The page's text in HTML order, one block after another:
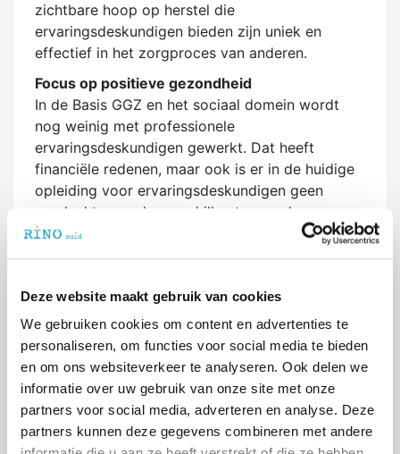
Deze website maakt gebruik van cookies
We gebruiken cookies om content en advertenties te
personaliseren, om functies voor social media te bieden
en om ons websiteverkeer te analyseren. Ook delen we
informatie over uw gebruik van onze site met onze
partners voor social media, adverteren en analyse. Deze
partners kunnen deze gegevens combineren met andere
zichtbare hoop op herstel die
ervaringsdeskundigen bieden zijn uniek en
effectief in het zorgproces van anderen.
Focus op positieve gezondheid
In de Basis GGZ en het sociaal domein wordt
nog weinig met professionele
ervaringsdeskundigen gewerkt. Dat heeft
financiële redenen, maar ook is er in de huidige
opleiding voor ervaringsdeskundigen geen
aandacht voor de verschillen tussen de
Specialistische GGZ en de Basis GGZ. Een
ervaringsdeskundige voor de SGGZ focust
omgegaan kan worden, afbouwen van
medicatie. In het sociaal domein en in de Basis
GGZ ligt de focus op positieve gezondheid; wat
kan een cliënt wél? Waar liggen talenten en hoe
kan een cliënt dit inzetten? Hoe bouw je
gezonde relaties op? Hoe geef je zin aan je
leven? Hoe werk je aan een gezonde leefstijl?
Hierbij kijkt de ervaringsdeskundige met de